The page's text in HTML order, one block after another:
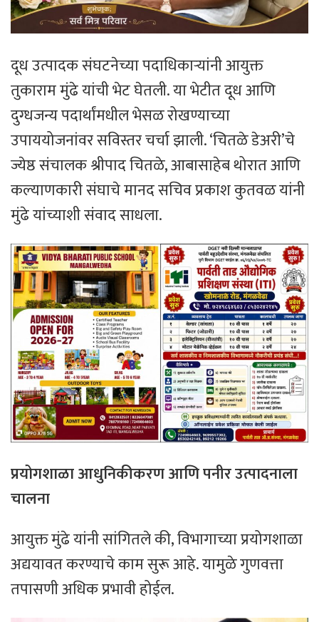
दूध उत्पादक संघटनेच्या पदाधिकाऱ्यांनी आयुक्त
तुकाराम मुंढे यांची भेट घेतली. या भेटीत दूध आणि
दुग्धजन्य पदार्थांमधील भेसळ रोखण्याच्या
उपाययोजनांवर सविस्तर चर्चा झाली. ‘चितळे डेअरी’चे
ज्येष्ठ संचालक श्रीपाद चितळे, आबासाहेब थोरात आणि
कल्याणकारी संघाचे मानद सचिव प्रकाश कुतवळ यांनी
मुंढे यांच्याशी संवाद साधला.
प्रयोगशाळा आधुनिकीकरण आणि पनीर उत्पादनाला
चालना
आयुक्त मुंढे यांनी सांगितले की, विभागाच्या प्रयोगशाळा
अद्ययावत करण्याचे काम सुरू आहे. यामुळे गुणवत्ता
तपासणी अधिक प्रभावी होईल.